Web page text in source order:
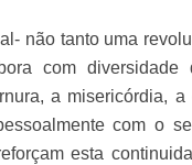
não tanto uma
com diversidade
a misericórdia, a
com o
esta